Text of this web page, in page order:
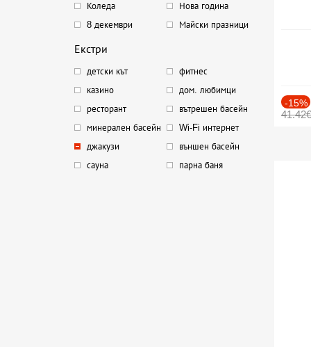
Коледа
Нова година
8 декември
Майски празници
Екстри
детски кът
фитнес
казино
дом. любимци
ресторант
вътрешен басейн
минерален басейн
Wi-Fi интернет
джакузи
външен басейн
сауна
парна баня
-15%
41.42€